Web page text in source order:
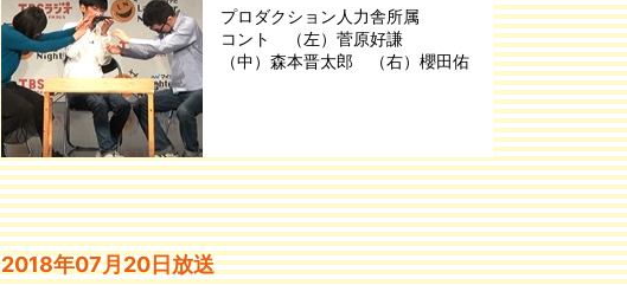
プロダクション人力舎所属
コント （左）菅原好謙
（中）森本晋太郎 （右）櫻田佑
2018年07月20日放送